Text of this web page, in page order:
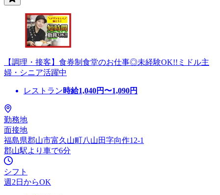
【調理・接客】食券制食堂のお仕事◎未経験OK!!ミドル主
婦・シニア活躍中
レストラン時給1,040円〜1,090円
勤務地
面接地
福島県郡山市富久山町八山田字向作12-1
郡山駅より車で6分
シフト
週2日からOK